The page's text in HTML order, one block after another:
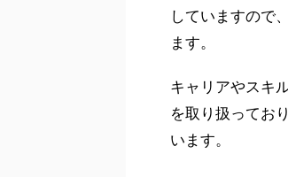
していますので
ます。
キャリアやスキ
を取り扱ってお
います。